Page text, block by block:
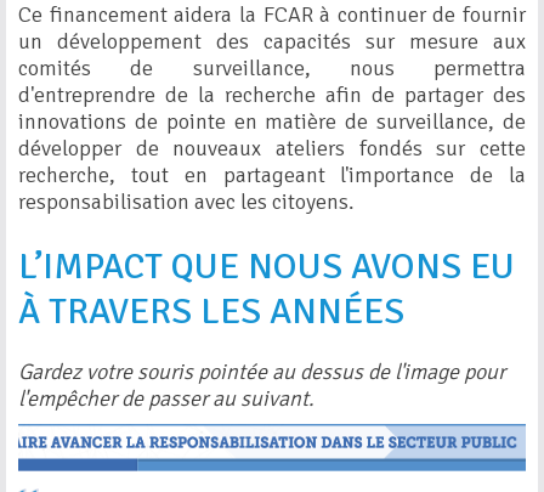
Ce financement aidera la FCAR à continuer de fournir
un développement des capacités sur mesure aux
comités de surveillance, nous permettra
d'entreprendre de la recherche afin de partager des
innovations de pointe en matière de surveillance, de
développer de nouveaux ateliers fondés sur cette
recherche, tout en partageant l'importance de la
responsabilisation avec les citoyens.
L’IMPACT QUE NOUS AVONS EU
À TRAVERS LES ANNÉES
Gardez votre souris pointée au dessus de l'image pour
l'empêcher de passer au suivant.